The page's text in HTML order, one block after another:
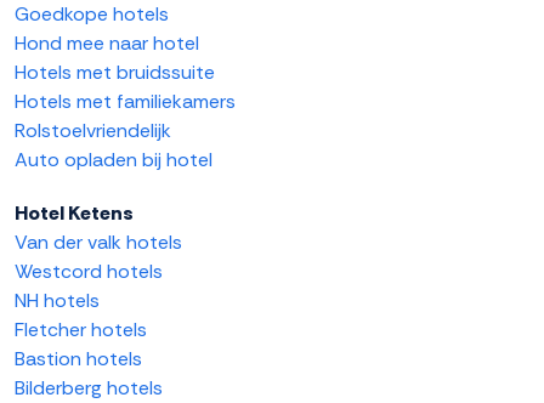
Goedkope hotels
Hond mee naar hotel
Hotels met bruidssuite
Hotels met familiekamers
Rolstoelvriendelijk
Auto opladen bij hotel
Hotel Ketens
Van der valk hotels
Westcord hotels
NH hotels
Fletcher hotels
Bastion hotels
Bilderberg hotels